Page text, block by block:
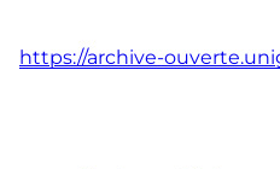
https://archive-